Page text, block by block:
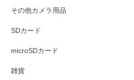
その他カメラ用品
SDカード
microSDカード
雑貨